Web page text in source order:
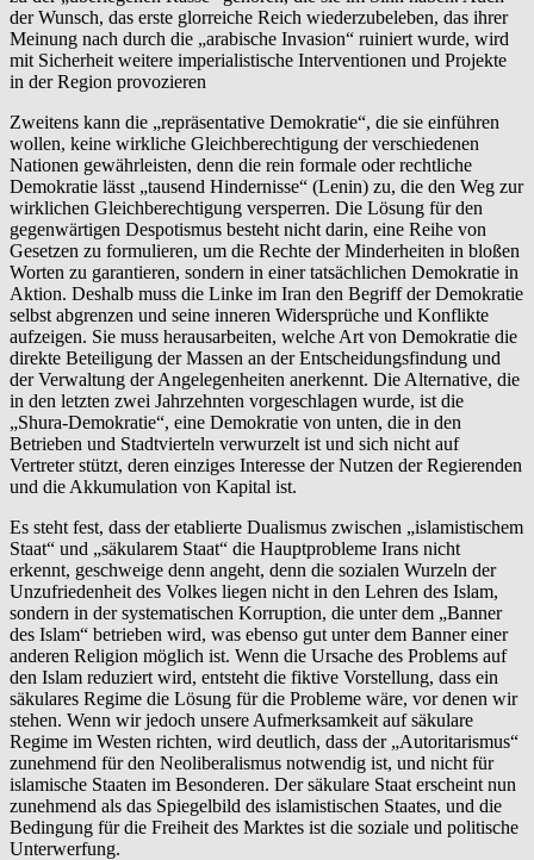
der Wunsch, das erste glorreiche Reich wiederzubeleben, das ihrer
Meinung nach durch die „arabische Invasion“ ruiniert wurde, wird
mit Sicherheit weitere imperialistische Interventionen und Projekte
in der Region provozieren
Zweitens kann die „repräsentative Demokratie“, die sie einführen
wollen, keine wirkliche Gleichberechtigung der verschiedenen
Nationen gewährleisten, denn die rein formale oder rechtliche
Demokratie lässt „tausend Hindernisse“ (Lenin) zu, die den Weg zur
wirklichen Gleichberechtigung versperren. Die Lösung für den
gegenwärtigen Despotismus besteht nicht darin, eine Reihe von
Gesetzen zu formulieren, um die Rechte der Minderheiten in bloßen
Worten zu garantieren, sondern in einer tatsächlichen Demokratie in
Aktion. Deshalb muss die Linke im Iran den Begriff der Demokratie
selbst abgrenzen und seine inneren Widersprüche und Konflikte
aufzeigen. Sie muss herausarbeiten, welche Art von Demokratie die
direkte Beteiligung der Massen an der Entscheidungsfindung und
der Verwaltung der Angelegenheiten anerkennt. Die Alternative, die
in den letzten zwei Jahrzehnten vorgeschlagen wurde, ist die
„Shura-Demokratie“, eine Demokratie von unten, die in den
Betrieben und Stadtvierteln verwurzelt ist und sich nicht auf
Vertreter stützt, deren einziges Interesse der Nutzen der Regierenden
und die Akkumulation von Kapital ist.
Es steht fest, dass der etablierte Dualismus zwischen „islamistischem
Staat“ und „säkularem Staat“ die Hauptprobleme Irans nicht
erkennt, geschweige denn angeht, denn die sozialen Wurzeln der
Unzufriedenheit des Volkes liegen nicht in den Lehren des Islam,
sondern in der systematischen Korruption, die unter dem „Banner
des Islam“ betrieben wird, was ebenso gut unter dem Banner einer
anderen Religion möglich ist. Wenn die Ursache des Problems auf
den Islam reduziert wird, entsteht die fiktive Vorstellung, dass ein
säkulares Regime die Lösung für die Probleme wäre, vor denen wir
stehen. Wenn wir jedoch unsere Aufmerksamkeit auf säkulare
Regime im Westen richten, wird deutlich, dass der „Autoritarismus“
zunehmend für den Neoliberalismus notwendig ist, und nicht für
islamische Staaten im Besonderen. Der säkulare Staat erscheint nun
zunehmend als das Spiegelbild des islamistischen Staates, und die
Bedingung für die Freiheit des Marktes ist die soziale und politische
Unterwerfung.